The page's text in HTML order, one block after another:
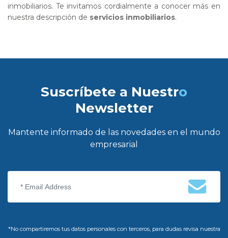
inmobiliarios. Te invitamos cordialmente a conocer más en
nuestra descripción de servicios inmobiliarios.
Suscríbete a Nuestro
Newsletter
Mantente informado de las novedades en el mundo
empresarial
*No compartiremos tus datos personales con terceros, para dudas revisa nuestra